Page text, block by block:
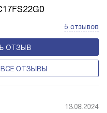
5 отзывов
ОТЗЫВ
ОТЗЫВЫ
13.08.2024